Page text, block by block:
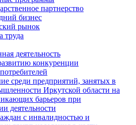
партнерство
бизнес
рынок
труда
деятельность
конкуренции
среди предприятий, занятых в
Иркутской области на
барьеров при
деятельности
с инвалидностью и